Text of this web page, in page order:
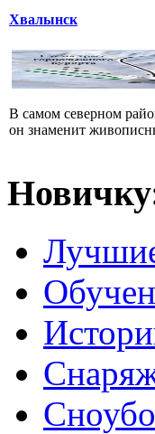
Хвалынск
В самом северном
он знаменит